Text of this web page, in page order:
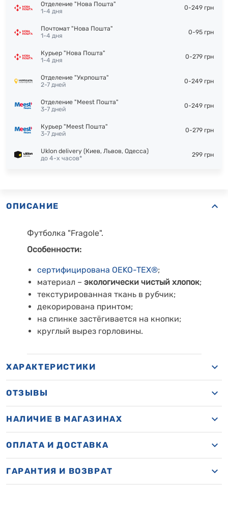
Отделение "Нова Пошта"
1-4 дня
0-249 грн
Почтомат "Нова Пошта"
1-4 дня
0-95 грн
Курьер "Нова Пошта"
1-4 дня
0-279 грн
Отделение "Укрпошта"
2-7 дней
0-249 грн
Отделение "Meest Пошта"
3-7 дней
0-249 грн
Курьер "Meest Пошта"
3-7 дней
0-279 грн
Uklon delivery (Киев, Львов, Одесса)
до 4-х часов*
299 грн
ОПИСАНИЕ
Футболка "Fragole".
Особенности:
сертифицирована OEKO-TEX®;
материал – экологически чистый хлопок;
текстурированная ткань в рубчик;
декорирована принтом;
на спинке застёгивается на кнопки;
круглый вырез горловины.
ХАРАКТЕРИСТИКИ
ОТЗЫВЫ
НАЛИЧИЕ В МАГАЗИНАХ
ОПЛАТА И ДОСТАВКА
ГАРАНТИЯ И ВОЗВРАТ